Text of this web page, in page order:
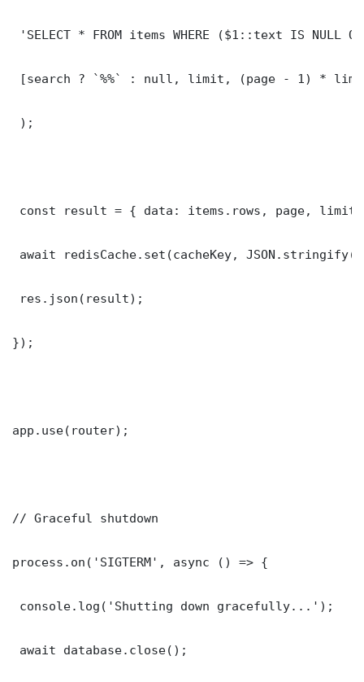
'SELECT * FROM items WHERE ($1::text IS NULL
[search ? `%%` : null, limit, (page - 1) *
);
const result = { data: items.rows, page,
await redisCache.set(cacheKey,
res.json(result);
});
app.use(router);
// Graceful shutdown
process.on('SIGTERM', async () => {
console.log('Shutting down gracefully...');
await database.close();